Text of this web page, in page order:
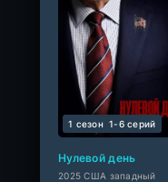
Нулевой день
2025 США западный
1 сезон 1-6 cерий